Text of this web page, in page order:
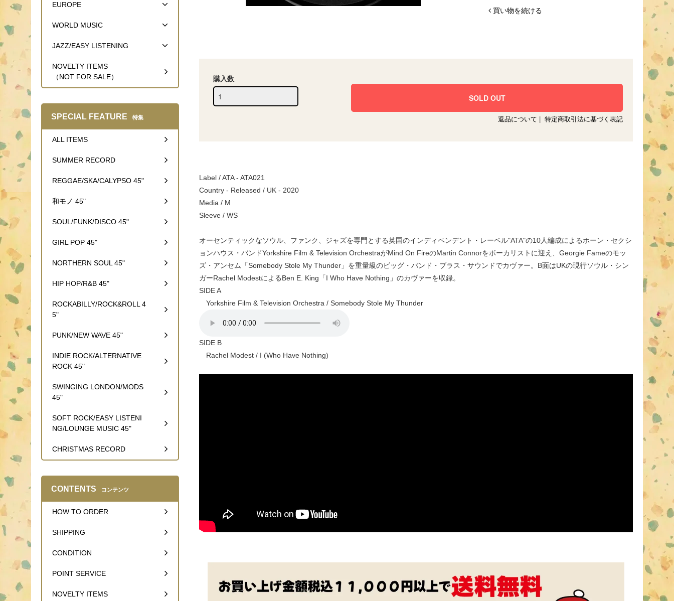
買い物を続ける
購入数
返品について 特定商取引法に基づく表記
Label / ATA - ATA021
Country - Released / UK - 2020
Media / M
Sleeve / WS
オーセンティックなソウル、ファンク、ジャズを専門とする英国のインディペンデント・レーベル"ATA"の10人編成によるホーン・セクシ
ョンハウス・バンドYorkshire Film & Television OrchestraがMind On FireのMartin Connorをボーカリストに迎え、Georgie Fameのモッ
ズ・アンセム「Somebody Stole My Thunder」を重量級のビッグ・バンド・ブラス・サウンドでカヴァー。B面はUKの現行ソウル・シン
ガーRachel ModestによるBen E. King「I Who Have Nothing」のカヴァーを収録。
SIDE A
Yorkshire Film & Television Orchestra / Somebody Stole My Thunder
SIDE B
Rachel Modest / I (Who Have Nothing)
EUROPE
WORLD MUSIC
JAZZ/EASY LISTENING
NOVELTY ITEMS
（NOT FOR SALE）
SPECIAL FEATURE 特集
ALL ITEMS
SUMMER RECORD
REGGAE/SKA/CALYPSO 45"
和モノ 45"
SOUL/FUNK/DISCO 45"
GIRL POP 45"
NORTHERN SOUL 45"
HIP HOP/R&B 45"
ROCKABILLY/ROCK&ROLL 4
5"
PUNK/NEW WAVE 45"
INDIE ROCK/ALTERNATIVE
ROCK 45"
SWINGING LONDON/MODS
45"
SOFT ROCK/EASY LISTENI
NG/LOUNGE MUSIC 45"
CHRISTMAS RECORD
CONTENTS コンテンツ
HOW TO ORDER
SHIPPING
CONDITION
POINT SERVICE
NOVELTY ITEMS